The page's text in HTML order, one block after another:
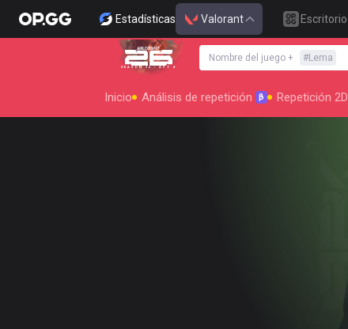
Estadísticas Valorant Escritorio
SEASON 26 : ACT 4
Nombre del juego + #Lema
Inicio Análisis de repetición β Repetición 2D